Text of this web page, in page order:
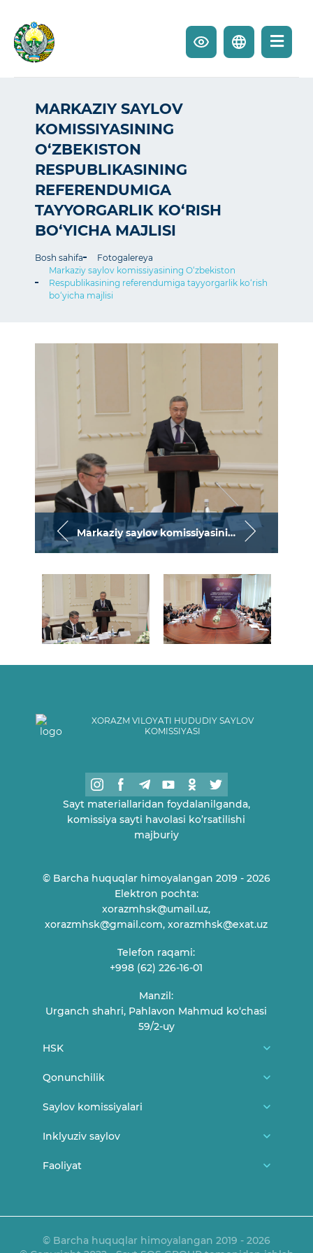
MARKAZIY SAYLOV
KOMISSIYASINING
O‘ZBEKISTON
RESPUBLIKASINING
REFERENDUMIGA
TAYYORGARLIK KO‘RISH
BO‘YICHA MAJLISI
Bosh sahifa
Fotogalereya
Markaziy saylov komissiyasining O‘zbekiston
Respublikasining referendumiga tayyorgarlik ko‘rish
bo‘yicha majlisi
Markaziy saylov komissiyasining O‘zbekiston Respublikasining referendumiga tayyorgarlik ko‘rish bo‘yicha majlisi
XORAZM VILOYATI HUDUDIY SAYLOV
KOMISSIYASI
Sayt materiallaridan foydalanilganda,
komissiya sayti havolasi ko’rsatilishi
majburiy
© Barcha huquqlar himoyalangan 2019 - 2026
Elektron pochta:
xorazmhsk@umail.uz,
xorazmhsk@gmail.com, xorazmhsk@exat.uz
Telefon raqami:
+998 (62) 226-16-01
Manzil:
Urganch shahri, Pahlavon Mahmud ko‘chasi
59/2-uy
HSK
Biz haqimizda
Bog'lanish
Qonunchilik
O'zbekiston Respublikasi konstitutsiyasi
HSK Qarorlari
Saylov komissiyalari
Tuman/shahar saylov komissiyalari
Inklyuziv saylov
Saylov va yoshlar
Faoliyat
E'lonlar
OAVni akkreditatsiyadan o‘tkazish tartibi
© Barcha huquqlar himoyalangan 2019 - 2026